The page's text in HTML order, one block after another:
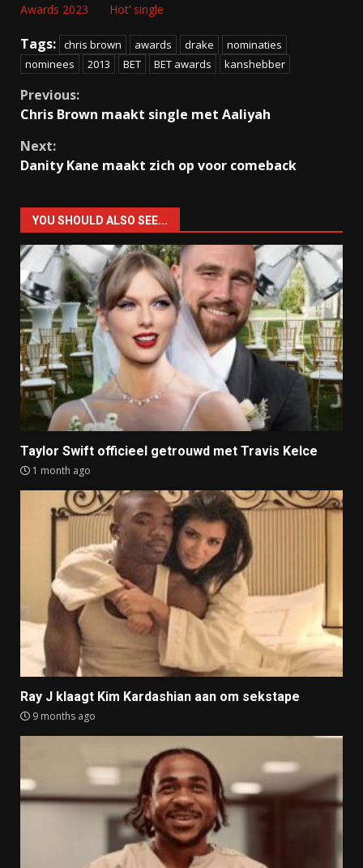
Awards 2023 Hot’ single
Tags: chris brown awards drake
nominaties
nominees
2013 BET BET awards kanshebber
Continue
Previous:
Chris Brown maakt single met Aaliyah
Next:
Danity Kane maakt zich op voor comeback
YOU SHOULD ALSO SEE...
Taylor Swift officieel getrouwd met Travis Kelce
1 month ago
Ray J klaagt Kim Kardashian aan om sekstape
9 months ago